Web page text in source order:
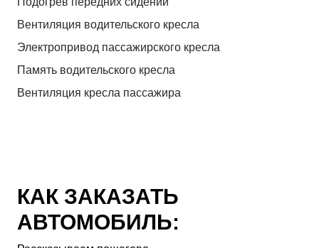
Вентиляция водительского кресла
Электропривод пассажирского кресла
Память водительского кресла
Вентиляция кресла пассажира
КАК ЗАКАЗАТЬ
АВТОМОБИЛЬ: